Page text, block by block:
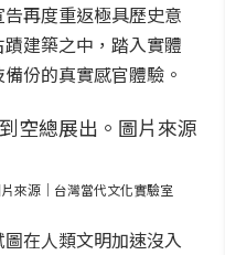
再度重返極具歷史意
建築之中，踏入實體
份的真實感官體驗。
來源｜台灣當代文化實驗室
在人類文明加速沒入